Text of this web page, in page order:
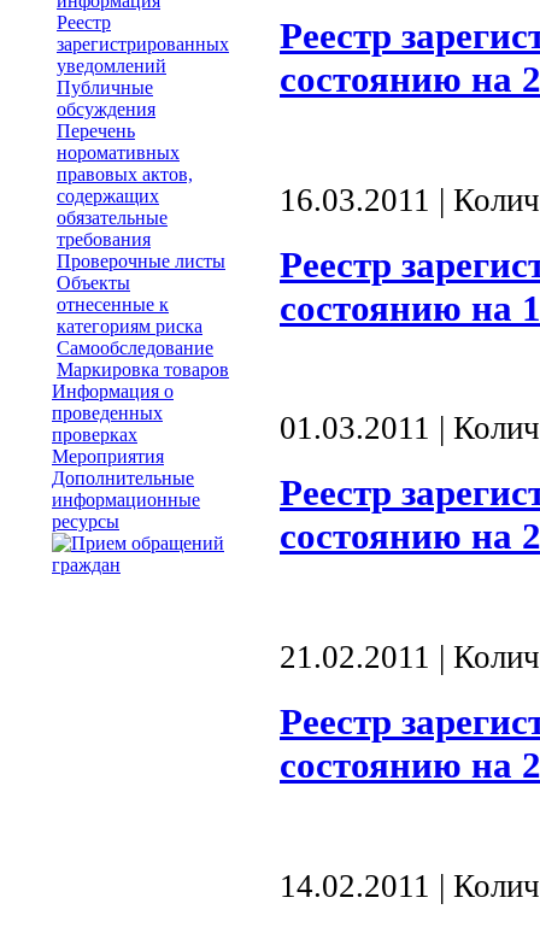
Реестр
зарегистрированных
уведомлений
Публичные
обсуждения
Перечень
норомативных
правовых актов,
содержащих
обязательные
требования
Проверочные листы
Объекты
отнесенные к
категориям риска
Самообследование
Маркировка товаров
Информация о
проведенных
проверках
Мероприятия
Дополнительные
информационные
ресурсы
Реестр
состоянию на
16.03.2011 |
Реестр
состоянию на
01.03.2011 |
Реестр
состоянию на
21.02.2011 |
Реестр
состоянию на
14.02.2011 |